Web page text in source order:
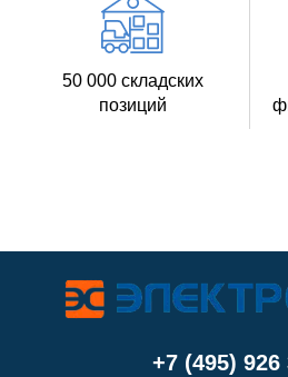
50 000 складских
позиций
+7 (495) 926